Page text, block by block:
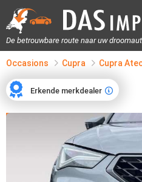
De betrouwbare route naar uw
Occasions Cupra Cupra
Erkende merkdealer
Erkende merkdealer